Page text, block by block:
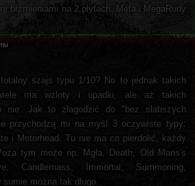
brzmieniami na 2 płytach. Meta i MegaRudy
szajs typu 1/10? No to jednak takich
ma wzloty i upadki, ale aż takich
nie. Jak to złagodzić do "bez słabszych
przychodzą mi na myśl 3 oczywiste typy:
i Motorhead. Tu nie ma co pierdolić, każdy
tym może np. Mgła, Death, Old Mans's
Candlemass, Immortal, Summoning,
można tak długo.